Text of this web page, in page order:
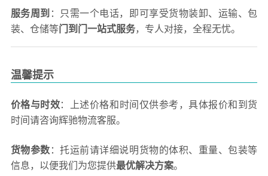
服务周到 ：只需一个电话，即可享受货物装卸、运输、包
装、仓储等门到门一站式服务，专人对接，全程无忧。
温馨提示
价格与时效：上述价格和时间仅供参考，具体报价和到货
时间请咨询辉驰物流客服。
货物参数 ：托运前请详细说明货物的体积、重量、包装等
信息，以便我们为您提供最优解决方案。